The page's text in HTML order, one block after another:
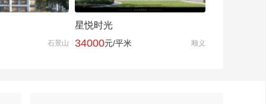
石景山
星悦时光
34000元/平米 顺义